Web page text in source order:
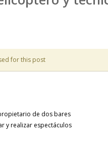
for this post
de dos bares
y realizar espectáculos